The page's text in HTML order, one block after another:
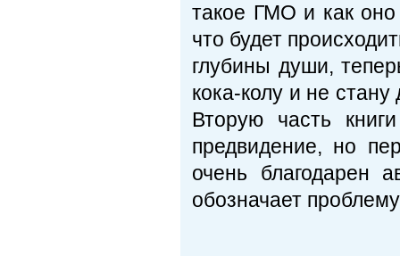
такое ГМО и как
что будет
глубины души,
кока-колу и не
Вторую часть
предвидение, но
очень благодарен
обозначает